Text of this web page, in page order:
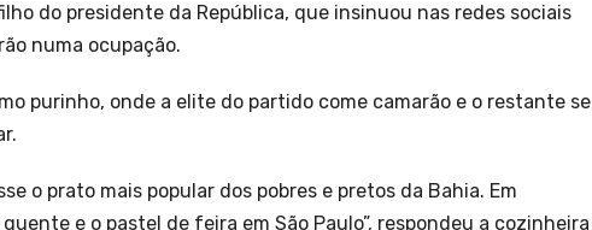
do presidente da República, que insinuou nas redes sociais
numa ocupação.
purinho, onde a elite do partido come camarão e o restante se
o prato mais popular dos pobres e pretos da Bahia. Em
e o pastel de feira em São Paulo”, respondeu a cozinheira